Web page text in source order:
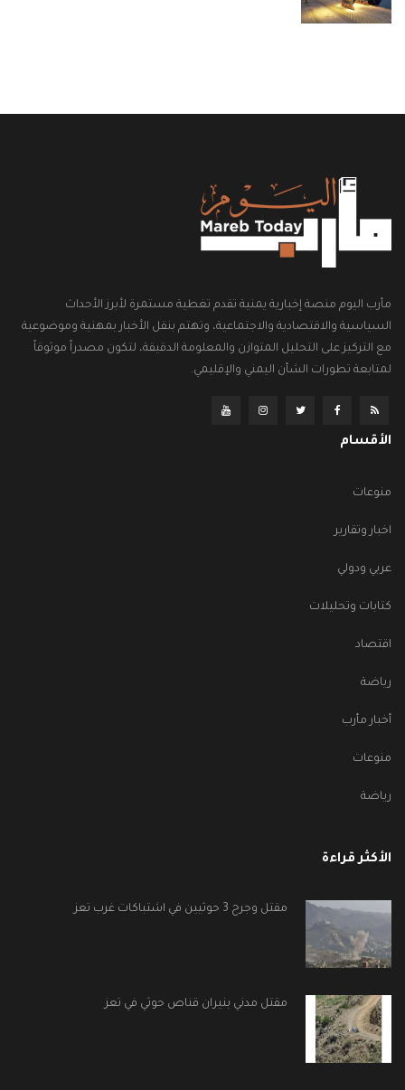
مأرب اليوم منصة إخبارية يمنية تقدم تغطية مستمرة لأبرز الأحداث
السياسية والاقتصادية والاجتماعية، وتهتم بنقل الأخبار بمهنية وموضوعية
مع التركيز على التحليل المتوازن والمعلومة الدقيقة، لتكون مصدراً موثوقاً
لمتابعة تطورات الشأن اليمني والإقليمي.
الأقسام
منوعات
اخبار وتقارير
عربي ودولي
كتابات وتحليلات
اقتصاد
رياضة
أخبار مأرب
منوعات
رياضة
الأكثر قراءة
مقتل وجرح 3 حوثيين في اشتباكات غرب تعز
مقتل مدني بنيران قناص حوثي في تعز